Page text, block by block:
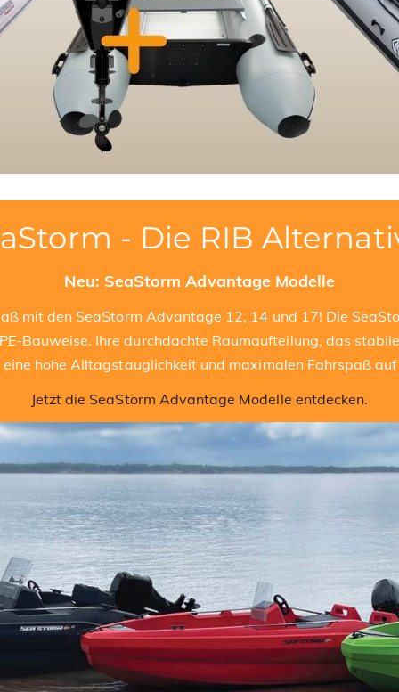
- Die RIB
Neu: SeaStorm Advantage Modelle
mit den SeaStorm Advantage 12, 14 und 17! Die
Bauweise. Ihre durchdachte Raumaufteilung, das
hohe Alltagstauglichkeit und maximalen Fahrspaß
Jetzt die SeaStorm Advantage Modelle entdecken.